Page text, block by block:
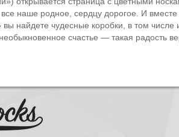
наше родное, сердцу дорогое. И
найдете чудесные коробки, в том
счастье — такая радость